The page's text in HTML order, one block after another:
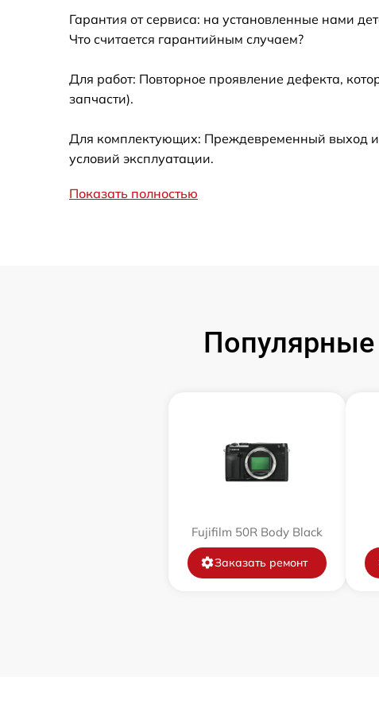
Замена дисплея (экрана)
Замена затвора
Замена материнской платы
Чистка CCD/CMOS матрицы
Программный ремонт
Гарантия от сервиса: на установленные нами
Что считается гарантийным случаем?
Для работ: Повторное проявление дефекта,
запчасти).
Для комплектующих: Преждевременный выход
условий эксплуатации.
Показать полностью
Популярные
Fujifilm 50R Body Black
Заказать ремонт